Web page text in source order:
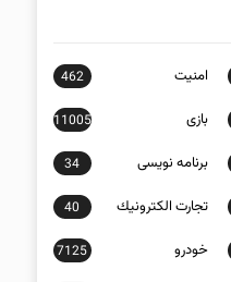
امنيت 462
بازی 11005
برنامه نويسی 34
تجارت الكترونيك 40
خودرو 7125